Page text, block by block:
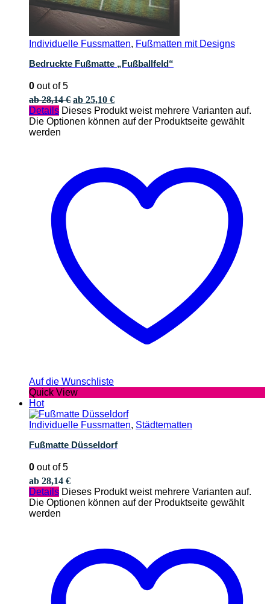
Individuelle Fussmatten, Fußmatten mit Designs
Bedruckte Fußmatte „Fußballfeld“
0 out of 5
ab28,14€ ab 25,10 €
Details Dieses Produkt weist mehrere Varianten auf.
Die Optionen können auf der Produktseite gewählt
werden
Auf die Wunschliste
Quick View
Hot
Individuelle Fussmatten, Städtematten
Fußmatte Düsseldorf
0 out of 5
ab 28,14 €
Details Dieses Produkt weist mehrere Varianten auf.
Die Optionen können auf der Produktseite gewählt
werden